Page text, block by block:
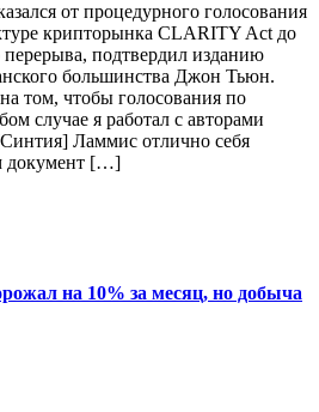
от процедурного голосования
крипторынка CLARITY Act до
перерыва, подтвердил изданию
большинства Джон Тьюн.
том, чтобы голосования по
случае я работал с авторами
Ламмис отлично себя
документ […]
на 10% за месяц, но добыча